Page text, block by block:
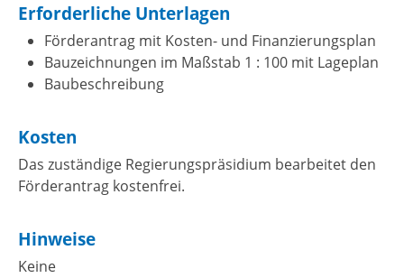
Erforderliche Unterlagen
Förderantrag mit Kosten- und Finanzierungsplan
Bauzeichnungen im Maßstab 1 : 100 mit Lageplan
Baubeschreibung
Kosten
Das zuständige Regierungspräsidium bearbeitet den
Förderantrag kostenfrei.
Hinweise
Keine